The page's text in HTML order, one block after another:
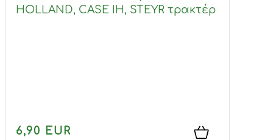
HOLLAND, CASE IH, STEYR τρακτέρ
6,90 EUR